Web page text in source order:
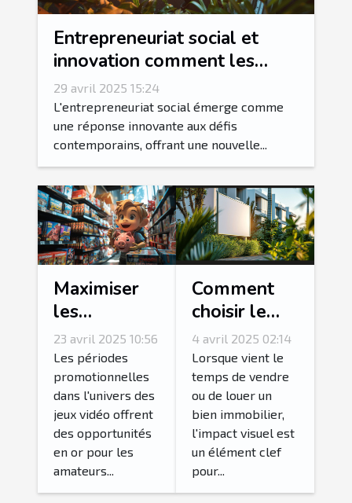
Entrepreneuriat social et
innovation comment les
startups transforment les
enjeux sociaux en
opportunités économiques
29 avril 2025 15:24
L'entrepreneuriat social émerge comme
une réponse innovante aux défis
contemporains, offrant une nouvelle...
Maximiser
les
économies
durant les
périodes de
promotions
de jeux
vidéo
23 avril 2025 10:56
Les périodes
promotionnelles
dans l'univers des
jeux vidéo offrent
des opportunités
en or pour les
amateurs...
Comment
choisir le
bon panneau
immobilier
pour votre
vente ou
location
4 avril 2025 02:14
Lorsque vient le
temps de vendre
ou de louer un
bien immobilier,
l'impact visuel est
un élément clef
pour...